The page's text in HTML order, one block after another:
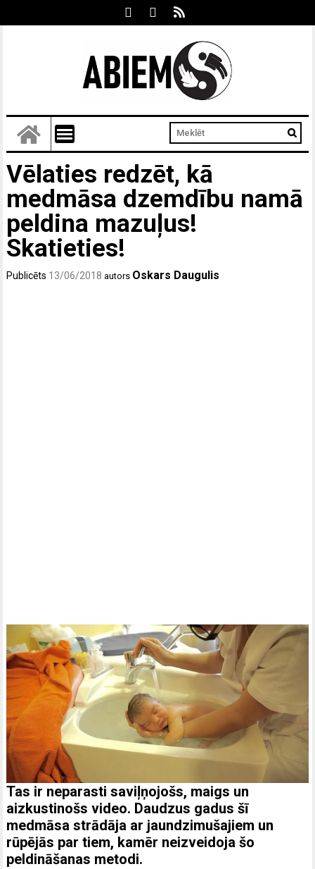
Vēlaties redzēt, kā
medmāsa dzemdību namā
peldina mazuļus!
Skatieties!
Publicēts 13/06/2018 autors Oskars Daugulis
Tas ir neparasti saviļņojošs, maigs un
aizkustinošs video. Daudzus gadus šī
medmāsa strādāja ar jaundzimušajiem un
rūpējās par tiem, kamēr neizveidoja šo
peldināšanas metodi.